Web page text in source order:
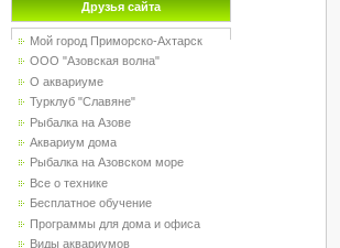
Друзья сайта
Мой город Приморско-Ахтарск
ООО "Азовская волна"
О аквариуме
Турклуб "Славяне"
Рыбалка на Азове
Аквариум дома
Рыбалка на Азовском море
Все о технике
Бесплатное обучение
Программы для дома и офиса
Виды аквариумов